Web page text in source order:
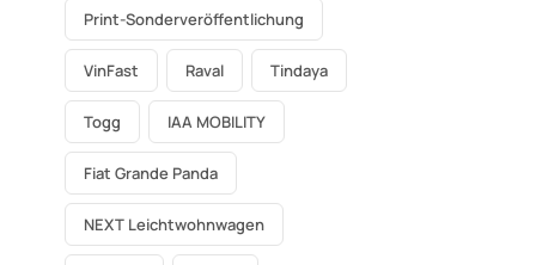
Print-Sonderveröffentlichung
VinFast Raval Tindaya
Togg IAA MOBILITY
Fiat Grande Panda
NEXT Leichtwohnwagen